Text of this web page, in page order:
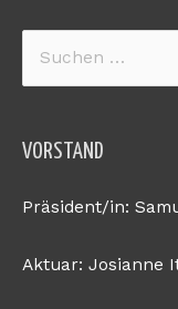
Suchen
nach:
VORSTAND
Präsident/in:
Aktuar: Josianne